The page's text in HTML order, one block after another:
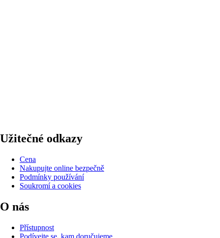
Užitečné odkazy
Cena
Nakupujte online bezpečně
Podmínky používání
Soukromí a cookies
O nás
Přístupnost
Podívejte se, kam doručujeme